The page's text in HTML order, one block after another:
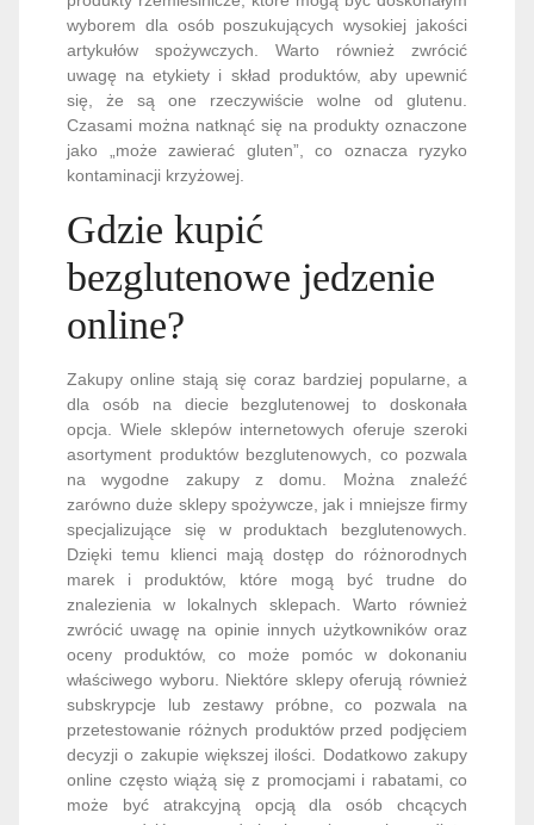
wyborem dla osób poszukujących wysokiej jakości
artykułów spożywczych. Warto również zwrócić
uwagę na etykiety i skład produktów, aby upewnić
się, że są one rzeczywiście wolne od glutenu.
Czasami można natknąć się na produkty oznaczone
jako „może zawierać gluten”, co oznacza ryzyko
kontaminacji krzyżowej.
Gdzie kupić
bezglutenowe jedzenie
online?
Zakupy online stają się coraz bardziej popularne, a
dla osób na diecie bezglutenowej to doskonała
opcja. Wiele sklepów internetowych oferuje szeroki
asortyment produktów bezglutenowych, co pozwala
na wygodne zakupy z domu. Można znaleźć
zarówno duże sklepy spożywcze, jak i mniejsze firmy
specjalizujące się w produktach bezglutenowych.
Dzięki temu klienci mają dostęp do różnorodnych
marek i produktów, które mogą być trudne do
znalezienia w lokalnych sklepach. Warto również
zwrócić uwagę na opinie innych użytkowników oraz
oceny produktów, co może pomóc w dokonaniu
właściwego wyboru. Niektóre sklepy oferują również
subskrypcje lub zestawy próbne, co pozwala na
przetestowanie różnych produktów przed podjęciem
decyzji o zakupie większej ilości. Dodatkowo zakupy
online często wiążą się z promocjami i rabatami, co
może być atrakcyjną opcją dla osób chcących